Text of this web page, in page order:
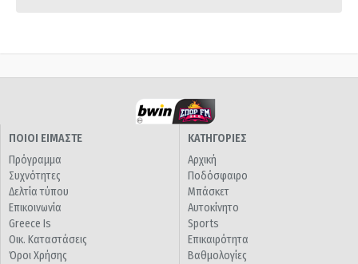
ΠΟΙΟΙ ΕΙΜΑΣΤΕ
Πρόγραμμα
Συχνότητες
Δελτία τύπου
Επικοινωνία
Greece Is
Οικ. Καταστάσεις
Όροι Χρήσης
ΚΑΤΗΓΟΡΙΕΣ
Αρχική
Ποδόσφαιρο
Μπάσκετ
Αυτοκίνητο
Sports
Επικαιρότητα
Βαθμολογίες